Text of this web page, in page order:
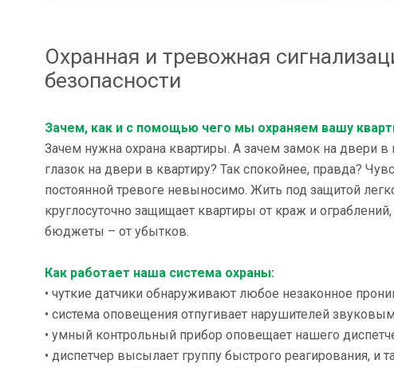
Охранная и тревожная
безопасности
Зачем, как и с помощью чего мы охраняем вашу
Зачем нужна охрана квартиры. А зачем замок на двери
глазок на двери в квартиру? Так спокойнее, правда?
постоянной тревоге невыносимо. Жить под защитой
круглосуточно защищает квартиры от краж и
бюджеты – от убытков.
Как работает наша система охраны:
• чуткие датчики обнаруживают любое незаконное
• система оповещения отпугивает нарушителей
• умный контрольный прибор оповещает нашего
• диспетчер высылает группу быстрого реагирования, и